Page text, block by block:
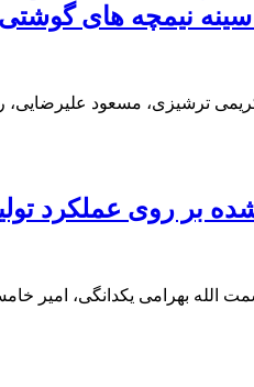
سینه نیمچه های گوشتی
ترشیزی، مسعود
شده بر روی عملکرد
الله بهرامی یکدانگی، امیر